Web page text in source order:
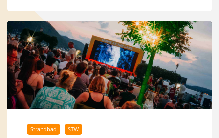
Strandbad STW